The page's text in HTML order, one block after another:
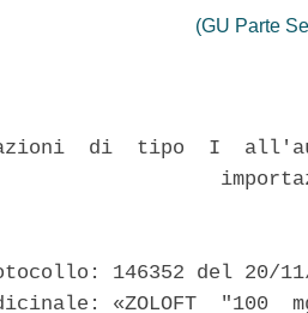
(GU Parte
di  tipo  I
146352 del 20/
«ZOLOFT  "100